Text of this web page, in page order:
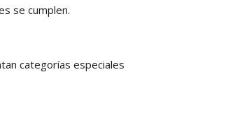
se cumplen.
categorías especiales